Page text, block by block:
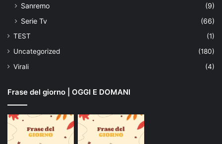
Sanremo
(9)
Serie Tv
(66)
TEST
(1)
Uncategorized
(180)
Virali
(4)
Frase del giorno | OGGI E DOMANI